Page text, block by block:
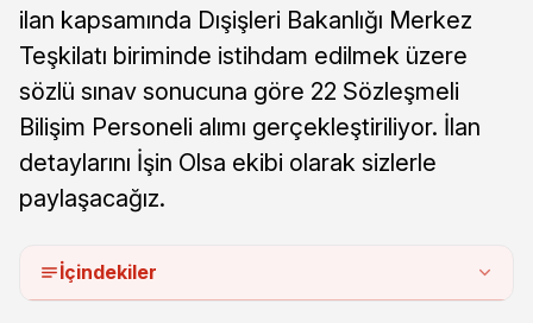
ilan kapsamında Dışişleri Bakanlığı Merkez
Teşkilatı biriminde istihdam edilmek üzere
sözlü sınav sonucuna göre 22 Sözleşmeli
Bilişim Personeli alımı gerçekleştiriliyor. İlan
detaylarını İşin Olsa ekibi olarak sizlerle
paylaşacağız.
İçindekiler